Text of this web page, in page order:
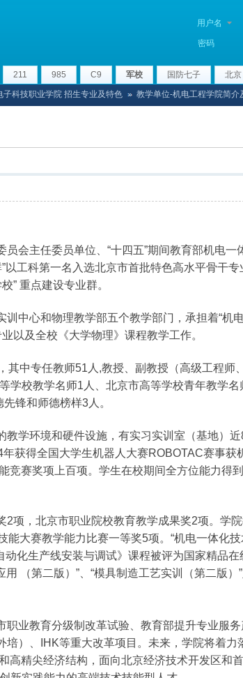
用户名
密码
211 985 C9 军校 国防七子 北京
子科技职业学院 招生专业及特色 教学单位-机电工程学院简介
会主任委员单位、“十四五”期间教育部机电
工科第一名入选北京市首批特色高水平骨干
” 重点建设专业群。
中心和物理教学部五个教学部门，承担着“机
以及全校《大学物理》课程教学工作。
中专任教师51人,教授、副教授（高级工程师
学校教学名师1人、北京市高等学校青年教学名
锋和师德榜样3人。
学环境和硬件设施，有实习实训室（基地）
获得全国大学生机器人大赛ROBOTAC赛事获
竞赛奖项上百项。学生在校期间全方位能力得
项，北京市职业院校教育教学成果奖2项。学
大赛教学能力比赛一等奖5项。“机电一体化技
化生产线安装与调试》课程被评为国家精品
（第二版）”、“模具制造工艺实训（第二版）
业教育分级制改革试验、教育部提升专业服
）、IHK等重大改革项目。未来，学院将着
高精尖经济结构，面向北京经济技术开发区和